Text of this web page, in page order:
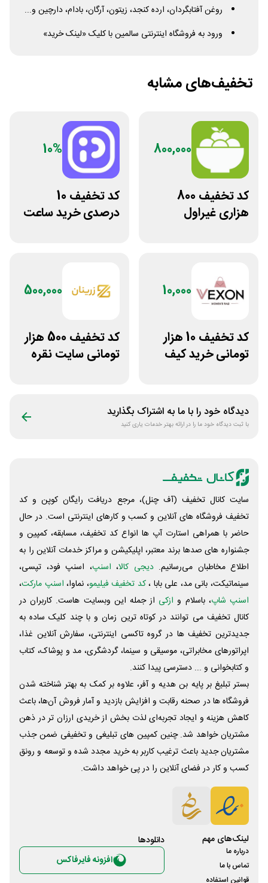
روغن آفتابگردان، ارده کنجد، زیتون، آرگان، بادام، دارچین و...
ورود به فروشگاه اینترنتی سالمین با کلیک «لینک خرید»
تخفیف‌های مشابه
800,000
کد تخفیف 800
هزاری غیراول
10%
کد تخفیف 10
درصدی خرید ساعت
10,000
کد تخفیف 10 هزار
تومانی خرید کیف
500,000
کد تخفیف 500 هزار
تومانی سایت نقره
دیدگاه خود را با ما به اشتراک بگذارید
با ثبت دیدگاه خود ما را در ارائه بهتر خدمات یاری کنید
سایت کانال تخفیف (آف چنل)، مرجع دریافت رایگان کوپن و کد
تخفیف فروشگاه های آنلاین و کسب و‌ کارهای اینترنتی است. در حال
حاضر با همراهی استارت آپ ها انواع کد تخفیف، مسابقه، کمپین و
جشنواره های صدها برند معتبر، اپلیکیشن و مراکز خدمات آنلاین را به
اطلاع مخاطبان می‌رسانیم. دیجی کالا، اسنپ، اسنپ فود، تپسی،
سینماتیکت، بانی مد، علی‌ بابا ،کد تخفیف فیلیمو، نماوا، اسنپ مارکت،
اسنپ شاپ، باسلام و ازکی از جمله این وبسایت ‌هاست. کاربران در
کانال تخفیف می توانند در کوتاه ترین زمان و با چند کلیک ساده به
جدیدترین تخفیف ها در گروه تاکسی اینترنتی، سفارش آنلاین غذا،
اپراتورهای مخابراتی، موسیقی و سینما، گردشگری، مد و پوشاک، کتاب
و کتابخوانی و ... دسترسی پیدا کنند.
بستر تبلیغ بر پایه بن هدیه و آفر، علاوه بر کمک به بهتر شناخته شدن
فروشگاه ها در صحنه رقابت و افزایش بازدید و آمار فروش آن‌ها، باعث
کاهش هزینه و ایجاد تجربه‌ای لذت بخش از خریدی ارزان تر در ذهن
مشتریان خواهد شد. چنین کمپین های تبلیغی و تخفیفی ضمن جذب
مشتریان جدید باعث ترغیب کاربر به خرید مجدد شده و توسعه و رونق
کسب و کار در فضای آنلاین را در پی خواهد داشت.
لینک‌های مهم
درباره ما
تماس با ما
قوانین استفاده
دانلود‌ها
افزونه فایرفاکس